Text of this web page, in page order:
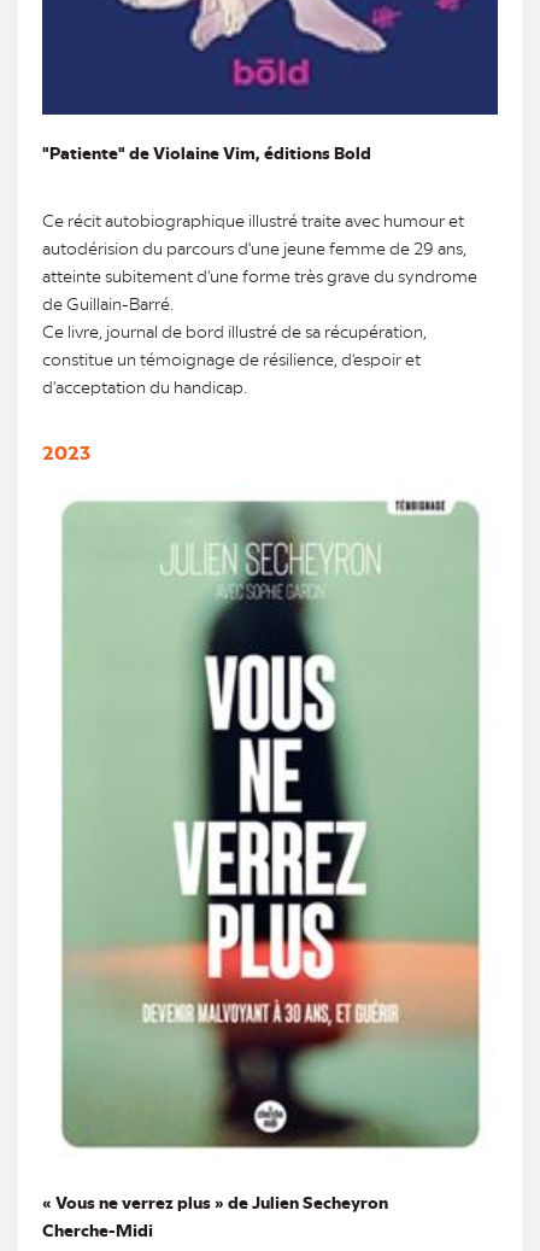
"Patiente" de Violaine Vim, éditions Bold
Ce récit autobiographique illustré traite avec humour et
autodérision du parcours d'une jeune femme de 29 ans,
atteinte subitement d'une forme très grave du syndrome
de Guillain-Barré.
Ce livre, journal de bord illustré de sa récupération,
constitue un témoignage de résilience, d'espoir et
d'acceptation du handicap.
2023
« Vous ne verrez plus » de Julien Secheyron
Cherche-Midi